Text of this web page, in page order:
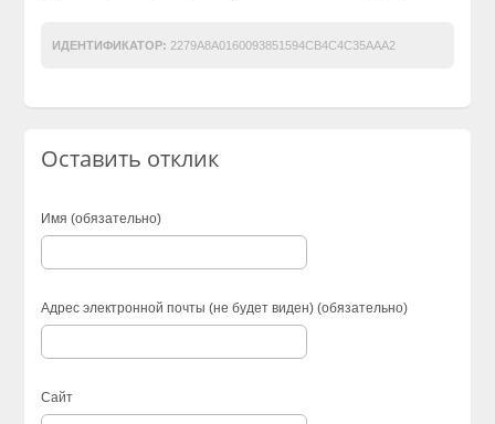
ИДЕНТИФИКАТОР: 2279A8A0160093851594CB4C4C35AAA2
Оставить отклик
Имя (обязательно)
Адрес электронной почты (не будет виден) (обязательно)
Сайт